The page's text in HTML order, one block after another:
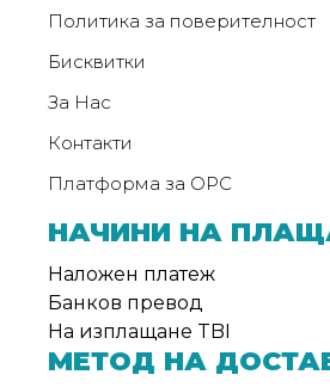
Политика за поверителност
Бисквитки
За Нас
Контакти
Платформа за ОРС
НАЧИНИ НА
Наложен платеж
Банков превод
На изплащане TBI
МЕТОД НА